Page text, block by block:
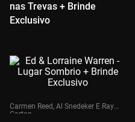
nas Trevas + Brinde
Exclusivo
Carmen Reed, Al Snedeker E Ray
Garton